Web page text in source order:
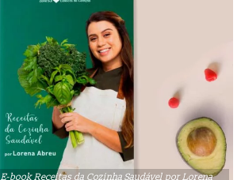
E-book Receitas da Cozinha Saudável por Lorena